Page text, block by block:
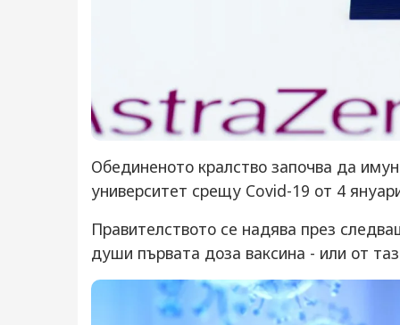
Обединеното кралство започва да
университет срещу Covid-19 от 4
Правителството се надява през
души първата доза ваксина - или от